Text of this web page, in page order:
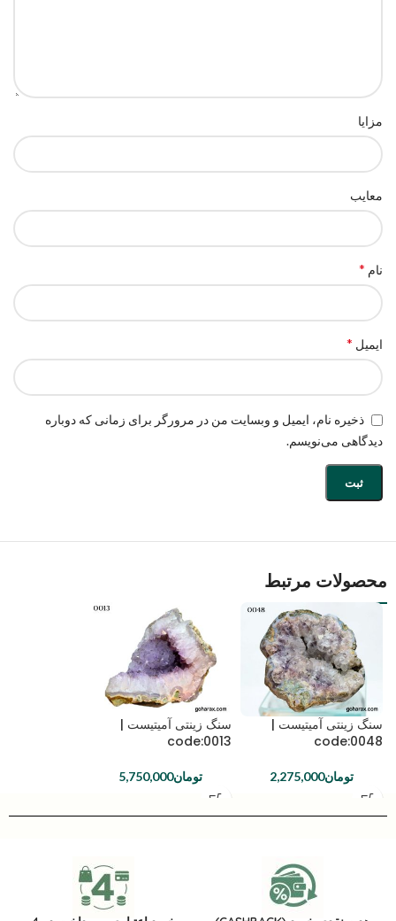
مزایا
معایب
نام *
ایمیل *
ذخیره نام، ایمیل و وبسایت من در مرورگر برای زمانی که دوباره
دیدگاهی می‌نویسم.
محصولات مرتبط
سنگ زینتی آمیتیست |
code:0048
تومان2,275,000
سنگ زینتی آمیتیست |
code:0013
تومان5,750,000